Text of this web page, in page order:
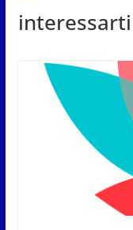
interessarti